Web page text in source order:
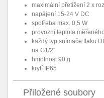
maximální přetížení 2 x
napájení 15-24 V DC
spotřeba max. 0,5 W
provozní teplota
každý typ snímače tlaku
na G1/2“
hmotnost 90 g
krytí IP65
Přiložené soubory